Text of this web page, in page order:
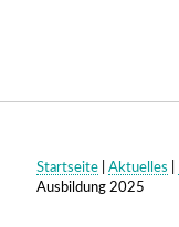
Berufsabschluss
Philosophie
Förderungen
Projekte
Ansprechpartner
Startseite Aktuelles
Ausbildung 2025